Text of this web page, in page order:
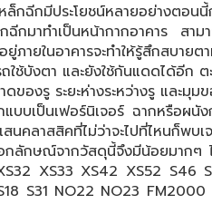
ฉีกมีประโยชน์หลายอย่างตอนนี้
ฉีกมาทำเป็นหน้ากากอาคาร สาม
ายในอาคารจะทำให้รู้สึกสบายต
ช้บังตา และยังใช้กันแดดได้อีก ตะ
ของรู ระยะห่างระหว่างรู และมุม
บบเป็นเฟอร์นิเจอร์ ฉากหรือผนั
ลาสสิคที่ไม่ว่าจะไปที่ไหนก็พบเ
เอกลักษณ์จากวัสดุนี้จึงมีน้อยมาก
XS33 XS42 XS52 S46
S31 NO22 NO23